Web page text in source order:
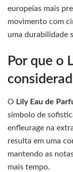
europeias mais
movimento com
uma durabilidade
Por que o
O Lily Eau de
símbolo de
enfleurage na
resulta em uma
mantendo as
mais tempo.